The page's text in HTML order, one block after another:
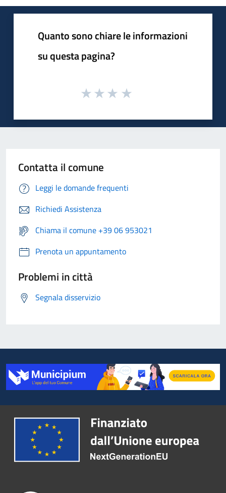
Quanto sono chiare le informazioni
su questa pagina?
Contatta il comune
Leggi le domande frequenti
Richiedi Assistenza
Chiama il comune +39 06 953021
Prenota un appuntamento
Problemi in città
Segnala disservizio